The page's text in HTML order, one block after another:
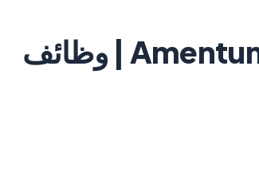
Amentum Kuwait Careers 2026 – 26 Jobs | وظائف